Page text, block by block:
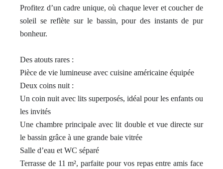
Profitez d’un cadre unique, où chaque lever et coucher de
soleil se reflète sur le bassin, pour des instants de pur
bonheur.
Des atouts rares :
Pièce de vie lumineuse avec cuisine américaine équipée
Deux coins nuit :
Un coin nuit avec lits superposés, idéal pour les enfants ou
les invités
Une chambre principale avec lit double et vue directe sur
le bassin grâce à une grande baie vitrée
Salle d’eau et WC séparé
Terrasse de 11 m², parfaite pour vos repas entre amis face